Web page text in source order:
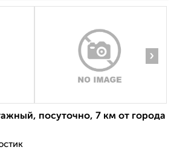
›
посуточно, 7 км от города